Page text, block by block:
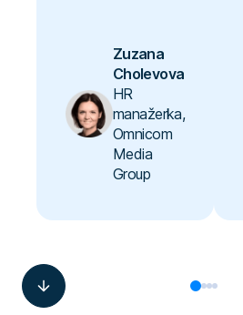
Zuzana
Cholevova
HR
manažerka,
Omnicom
Media
Group